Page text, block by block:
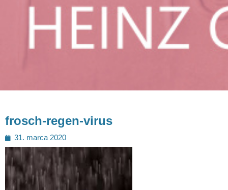
frosch-regen-virus
Posted
on
31. marca 2020